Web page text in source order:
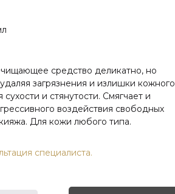
средство деликатно, но
загрязнения и излишки кожного
и стянутости. Смягчает и
воздействия свободных
Для кожи любого типа.
специалиста.